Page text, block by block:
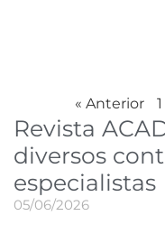
« Anterior 1
Revista
diversos
especialistas
05/06/2026